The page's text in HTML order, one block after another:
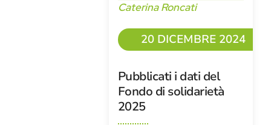
Caterina Roncati
20 DICEMBRE 2024
Pubblicati i dati del
Fondo di solidarietà
2025